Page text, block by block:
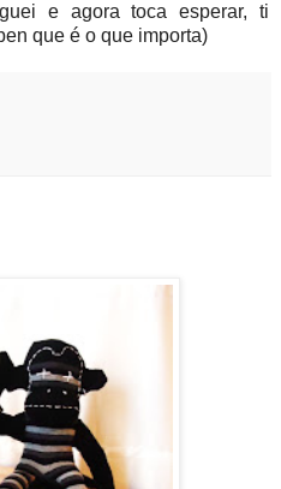
e agora toca esperar, ti
que é o que importa)